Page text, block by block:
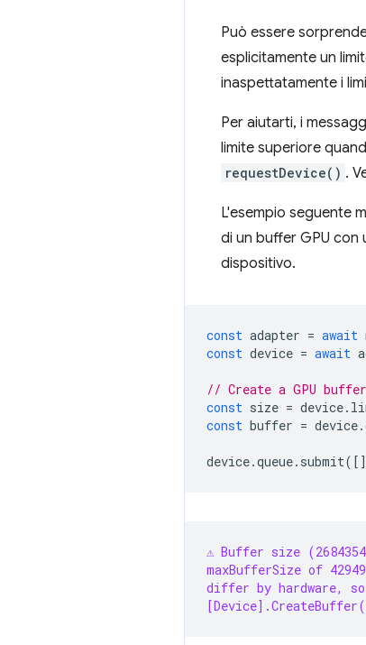
Può essere
esplicitamente un
inaspettatamente i
Per aiutarti, i
limite superiore
requestDevice() .
L'esempio seguente
di un buffer GPU con
dispositivo.
const adapter = await
const device = await
// Create a GPU
const size = device.
const buffer = device.
device.queue. submit
⚠️ Buffer size
maxBufferSize of
differ by hardware,